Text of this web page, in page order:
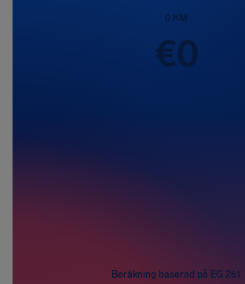
0KM
€0
Beräkning baserad på EG 261